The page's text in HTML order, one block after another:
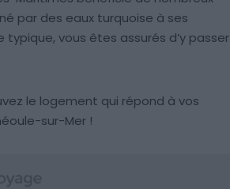
par des eaux turquoise à ses
vous êtes assurés d’y passer
le logement qui répond à vos
sur-Mer !